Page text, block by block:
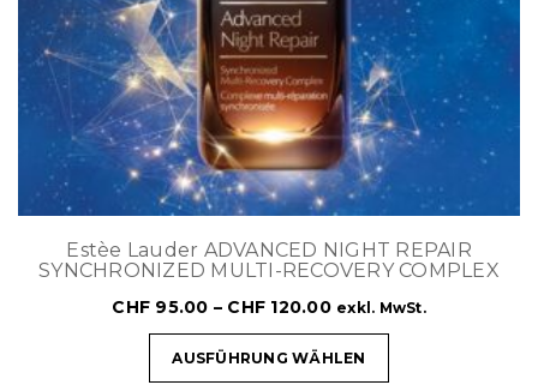
Estèe Lauder ADVANCED NIGHT REPAIR
SYNCHRONIZED MULTI-RECOVERY COMPLEX
CHF 95.00 – CHF 120.00 exkl. MwSt.
AUSFÜHRUNG WÄHLEN